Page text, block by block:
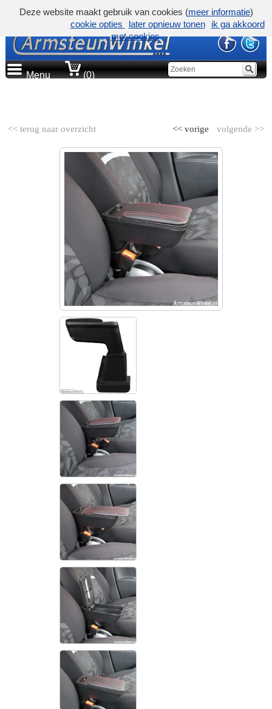
Menu (0)
<< terug naar overzicht volgende >>
<< vorige
Deze website maakt gebruik van cookies (meer informatie)
cookie opties
later opnieuw tonen
ik ga akkoord
met cookies